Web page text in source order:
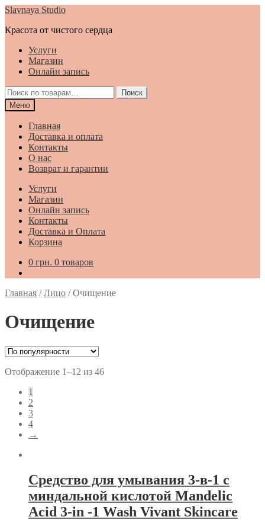
Перейти
навигации
Перейти
содержимому
Slavnaya Studio
Красота от чистого сердца
Услуги
Магазин
Онлайн запись
Искать:
Поиск
Меню
Главная
Доставка и оплата
Контакты
О нас
Возврат и гарантии
Услуги
Магазин
Онлайн запись
Контакты
Доставка и Оплата
Корзина
0 грн. 0 товаров
Главная /Лицо /Очищение
Очищение
Отображение 1–12 из 46
1
2
3
4
→
Средство для умывания 3-в-1 с
миндальной кислотой Mandelic
Acid 3-in -1 Wash Vivant Skincare